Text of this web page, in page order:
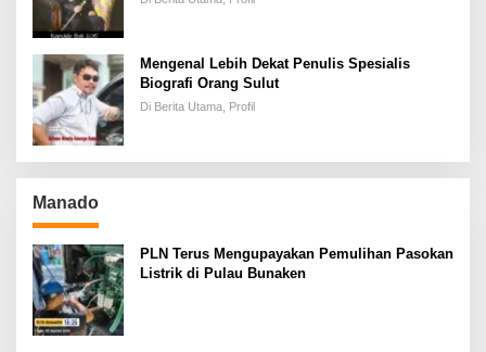
Mengenal Lebih Dekat Penulis Spesialis
Biografi Orang Sulut
Di Berita Utama, Profil
Manado
PLN Terus Mengupayakan Pemulihan Pasokan
Listrik di Pulau Bunaken